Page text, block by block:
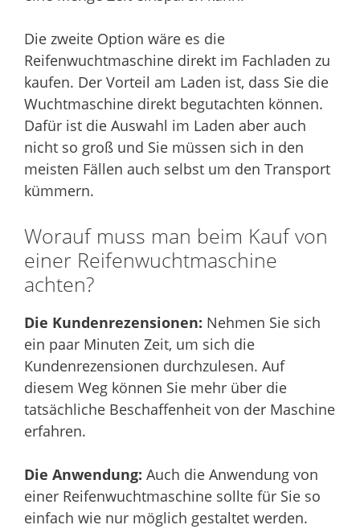
Die zweite Option wäre es die
Reifenwuchtmaschine direkt im Fachladen zu
kaufen. Der Vorteil am Laden ist, dass Sie die
Wuchtmaschine direkt begutachten können.
Dafür ist die Auswahl im Laden aber auch
nicht so groß und Sie müssen sich in den
meisten Fällen auch selbst um den Transport
kümmern.
Worauf muss man beim Kauf von
einer Reifenwuchtmaschine
achten?
Die Kundenrezensionen: Nehmen Sie sich
ein paar Minuten Zeit, um sich die
Kundenrezensionen durchzulesen. Auf
diesem Weg können Sie mehr über die
tatsächliche Beschaffenheit von der Maschine
erfahren.
Die Anwendung: Auch die Anwendung von
einer Reifenwuchtmaschine sollte für Sie so
einfach wie nur möglich gestaltet werden.